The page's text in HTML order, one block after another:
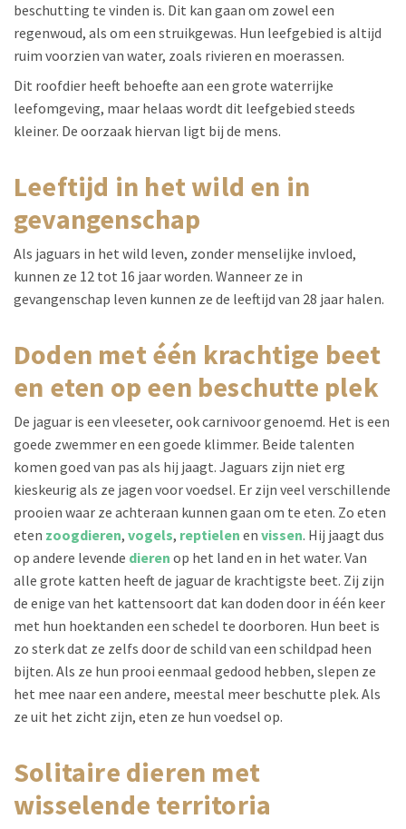
beschutting te vinden is. Dit kan gaan om zowel een
regenwoud, als om een struikgewas. Hun leefgebied is altijd
ruim voorzien van water, zoals rivieren en moerassen.
Dit roofdier heeft behoefte aan een grote waterrijke
leefomgeving, maar helaas wordt dit leefgebied steeds
kleiner. De oorzaak hiervan ligt bij de mens.
leeftijd in het wild en in
gevangenschap
Als jaguars in het wild leven, zonder menselijke invloed,
kunnen ze 12 tot 16 jaar worden. Wanneer ze in
gevangenschap leven kunnen ze de leeftijd van 28 jaar halen.
doden met één krachtige beet
en eten op een beschutte plek
De jaguar is een vleeseter, ook carnivoor genoemd. Het is een
goede zwemmer en een goede klimmer. Beide talenten
komen goed van pas als hij jaagt. Jaguars zijn niet erg
kieskeurig als ze jagen voor voedsel. Er zijn veel verschillende
prooien waar ze achteraan kunnen gaan om te eten. Zo eten
eten zoogdieren, vogels, reptielen en vissen. Hij jaagt dus
op andere levende dieren op het land en in het water. Van
alle grote katten heeft de jaguar de krachtigste beet. Zij zijn
de enige van het kattensoort dat kan doden door in één keer
met hun hoektanden een schedel te doorboren. Hun beet is
zo sterk dat ze zelfs door de schild van een schildpad heen
bijten. Als ze hun prooi eenmaal gedood hebben, slepen ze
het mee naar een andere, meestal meer beschutte plek. Als
ze uit het zicht zijn, eten ze hun voedsel op.
solitaire dieren met
wisselende territoria